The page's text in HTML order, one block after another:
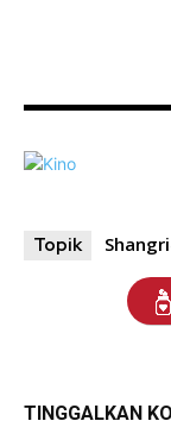
Topik
TINGGALKAN